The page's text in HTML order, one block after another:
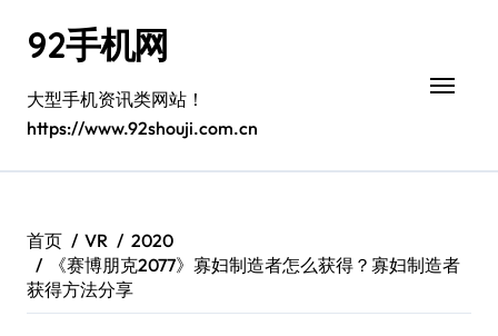
92手机网
大型手机资讯类网站！
https://www.92shouji.com.cn
首页 VR
2020
《赛博朋克2077》寡妇制造者怎么获得？寡妇制造者
获得方法分享